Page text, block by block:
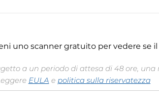
uno scanner gratuito per vedere se
a un periodo di attesa di 48 ore,
EULA e politica sulla riservatezza